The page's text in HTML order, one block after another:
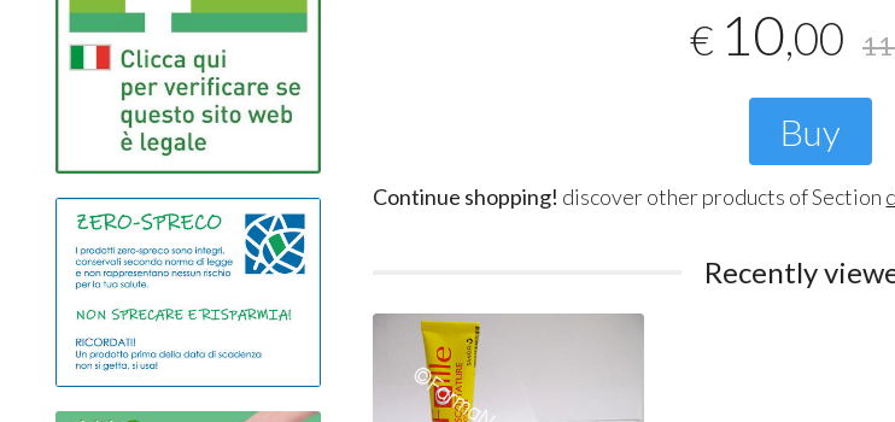
€ 10,00
Buy
Continue shopping! discover other products of Section
Recently